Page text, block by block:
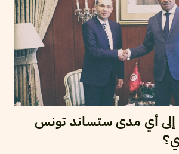
إلى أي مدى ستساند تونس